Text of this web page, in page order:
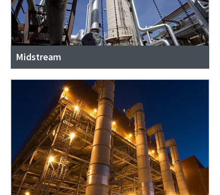
Midstream